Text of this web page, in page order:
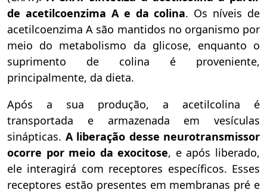
de acetilcoenzima A e da colina. Os níveis de
acetilcoenzima A são mantidos no organismo por
meio do metabolismo da glicose, enquanto o
suprimento de colina é proveniente,
principalmente, da dieta.
Após a sua produção, a acetilcolina é
transportada e armazenada em vesículas
sinápticas. A liberação desse neurotransmissor
ocorre por meio da exocitose, e após liberado,
ele interagirá com receptores específicos. Esses
receptores estão presentes em membranas pré e